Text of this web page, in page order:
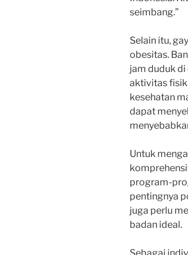
seimbang.”
Selain itu,
obesitas.
jam duduk
aktivitas fisik
kesehatan
dapat
Untuk
program-
pentingnya
juga perlu
badan ideal.